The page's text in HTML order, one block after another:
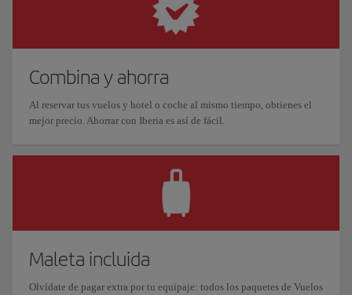
Combina y ahorra
Al reservar tus vuelos y hotel o coche al mismo tiempo, obtienes el
mejor precio. Ahorrar con Iberia es así de fácil.
Maleta incluida
Olvídate de pagar extra por tu equipaje: todos los paquetes de Vuelos